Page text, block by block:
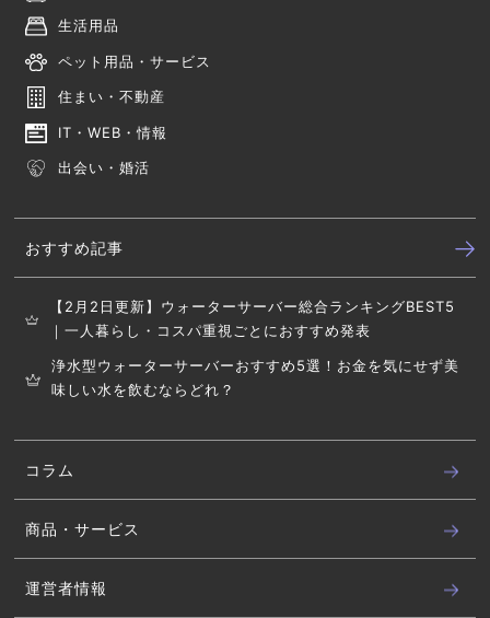
生活用品
ペット用品・サービス
住まい・不動産
IT・WEB・情報
出会い・婚活
おすすめ記事
【2月2日更新】ウォーターサーバー総合ランキングBEST5
｜一人暮らし・コスパ重視ごとにおすすめ発表
浄水型ウォーターサーバーおすすめ5選！お金を気にせず美
味しい水を飲むならどれ？
コラム
商品・サービス
運営者情報